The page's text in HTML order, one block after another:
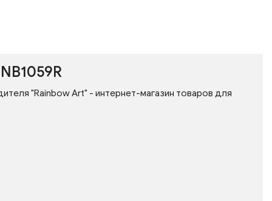
"Rainbow Art" - интернет-магазин товаров для